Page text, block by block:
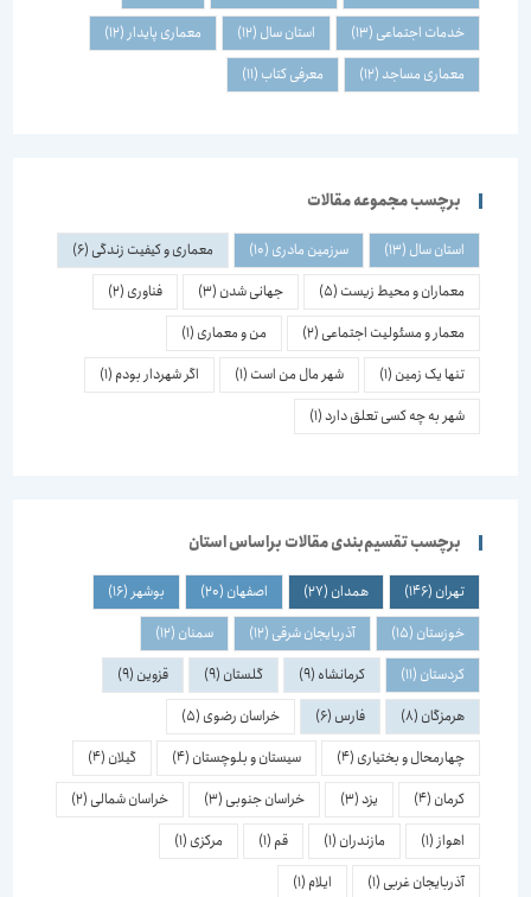
خدمات اجتماعی(13) استان سال(12) معماری پایدار(12)
معماری مساجد(12) معرفی کتاب(11)
برچسب مجموعه مقالات
استان سال(13) سرزمین مادری(10) معماری و کیفیت زندگی(6)
معماران و محیط زیست(5) جهانی شدن(3) فناوری(2)
معمار و مسئولیت اجتماعی(2) من و معماری(1)
تنها یک زمین(1) شهر مال من است(1) اگر شهردار بودم(1)
شهر به چه کسی تعلق دارد(1)
برچسب تقسیم‌بندی مقالات براساس استان
تهران(146) همدان(27) اصفهان(20) بوشهر(16)
خوزستان(15) آذربایجان شرقی(12) سمنان(12)
کردستان(11) کرمانشاه(9) گلستان(9) قزوین(9)
هرمزگان(8) فارس(6) خراسان رضوی(5)
چهارمحال و بختیاری(4) سیستان و بلوچستان(4) گیلان(4)
کرمان(4)
(3) خراسان جنوبی(3) خراسان شمالی(2)
اهواز(1) مازندران(1)
(1) مرکزی(1)
آذربایجان غربی(1) ایلام(1)